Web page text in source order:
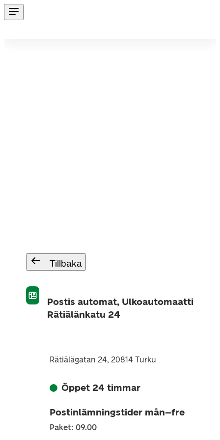
Tillbaka
Postis automat, Ulkoautomaatti
Rätiälänkatu 24
Rätiälägatan 24, 20814 Turku
Öppet 24 timmar
Postinlämningstider mån–fre
Paket: 09.00